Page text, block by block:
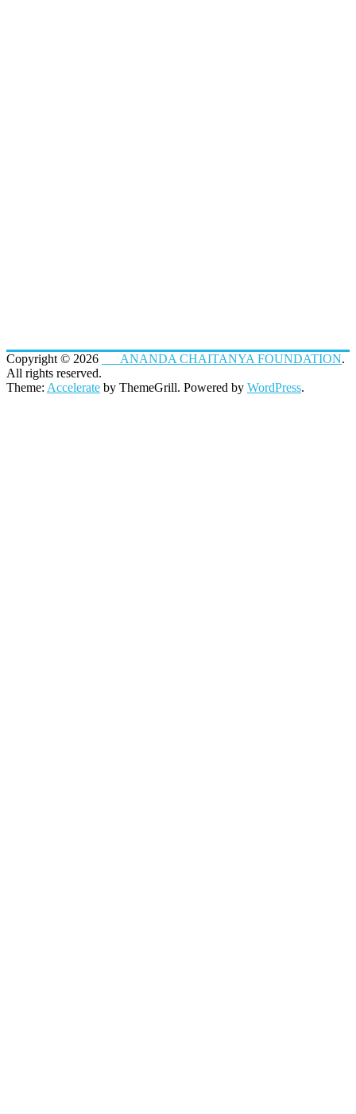
Copyright © 2026 ANANDA CHAITANYA FOUNDATION.
All rights reserved.
Theme: Accelerate by ThemeGrill. Powered by WordPress.